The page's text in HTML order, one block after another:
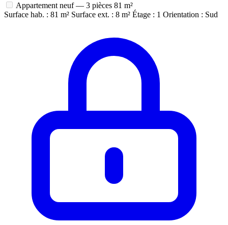
Appartement neuf — 3 pièces 81 m²
Surface hab. : 81 m² Surface ext. : 8 m² Étage : 1 Orientation : Sud